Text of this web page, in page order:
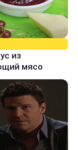
из
мясо